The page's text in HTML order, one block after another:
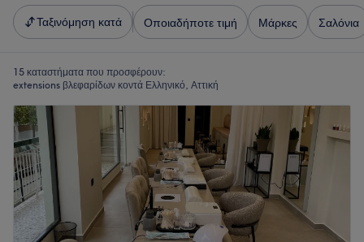
Ταξινόμηση κατά Οποιαδήποτε τιμή Μάρκες Σαλόνια
15 καταστήματα που προσφέρουν:
extensions βλεφαρίδων κοντά Ελληνικό, Αττική